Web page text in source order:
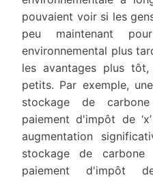
pouvaient voir si les
peu maintenant
environnemental plus
les avantages plus
petits. Par exemple,
stockage de
paiement d'impôt de
augmentation
stockage de
paiement d'impôt